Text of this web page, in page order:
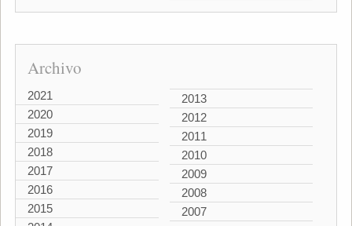
Archivo
2021
2020
2019
2018
2017
2016
2015
2013
2012
2011
2010
2009
2008
2007